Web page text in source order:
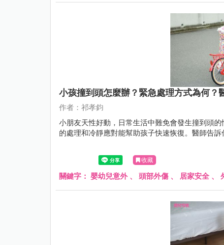
小孩撞到頭怎麼辦？緊急處理方式為何？
作者：祁孝鈞
小朋友天性好動，日常生活中難免會發生撞到頭
的處理和冷靜應對能幫助孩子快速恢復。醫師告
收藏
關鍵字： 嬰幼兒意外、 頭部外傷 、 居家安全 、